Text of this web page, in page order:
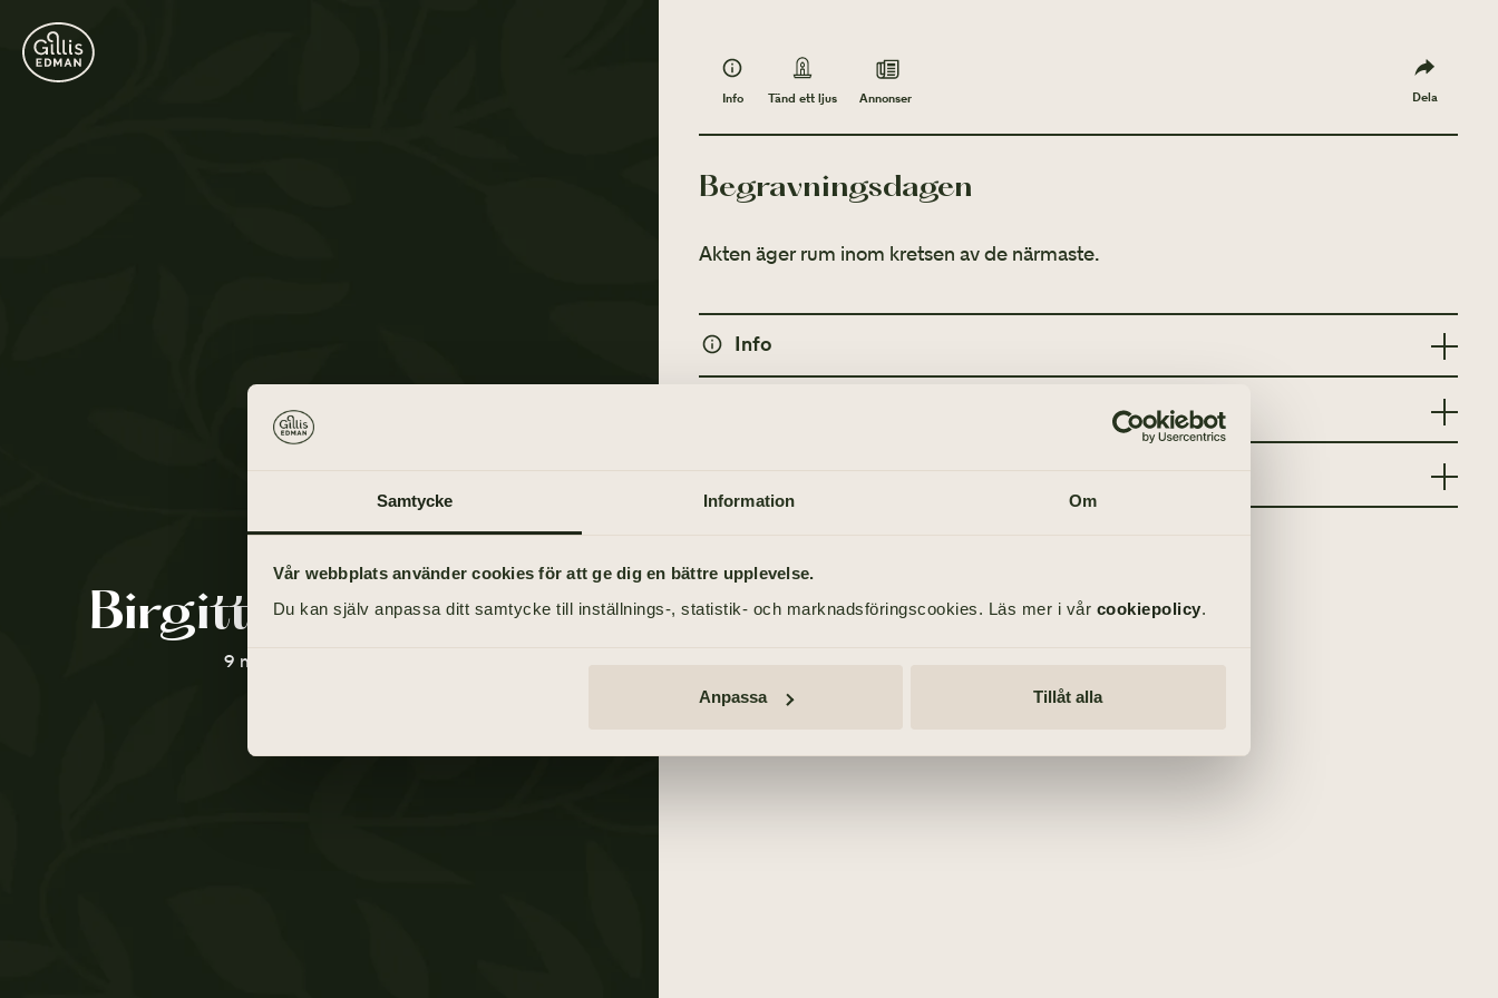
Samtycke Information Om
Vår webbplats använder cookies för att ge dig en bättre upplevelse.
Du kan själv anpassa ditt samtycke till inställnings-, statistik- och marknadsföringscookies. Läs mer i vår cookiepolicy.
Anpassa Tillåt alla
Birgitta Zackrisson
9 maj 1947 - 25 april 2021
Info Tänd ett ljus Annonser Dela
Begravningsdagen
Akten äger rum inom kretsen av de närmaste.
Info
Göteborgs-Posten
8 maj 2021
Svenska Dagbladet